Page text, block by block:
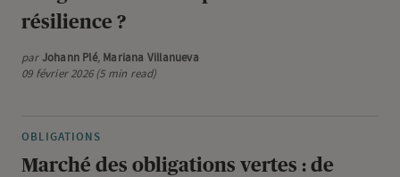
résilience ?
parJohann Plé, Mariana Villanueva
09 février 2026 (5 min read)
OBLIGATIONS
Marché des obligations vertes : de